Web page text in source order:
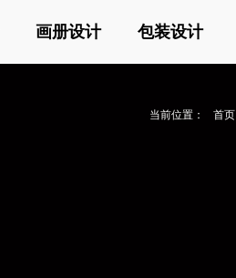
画册设计 包装设计
当前位置： 首页